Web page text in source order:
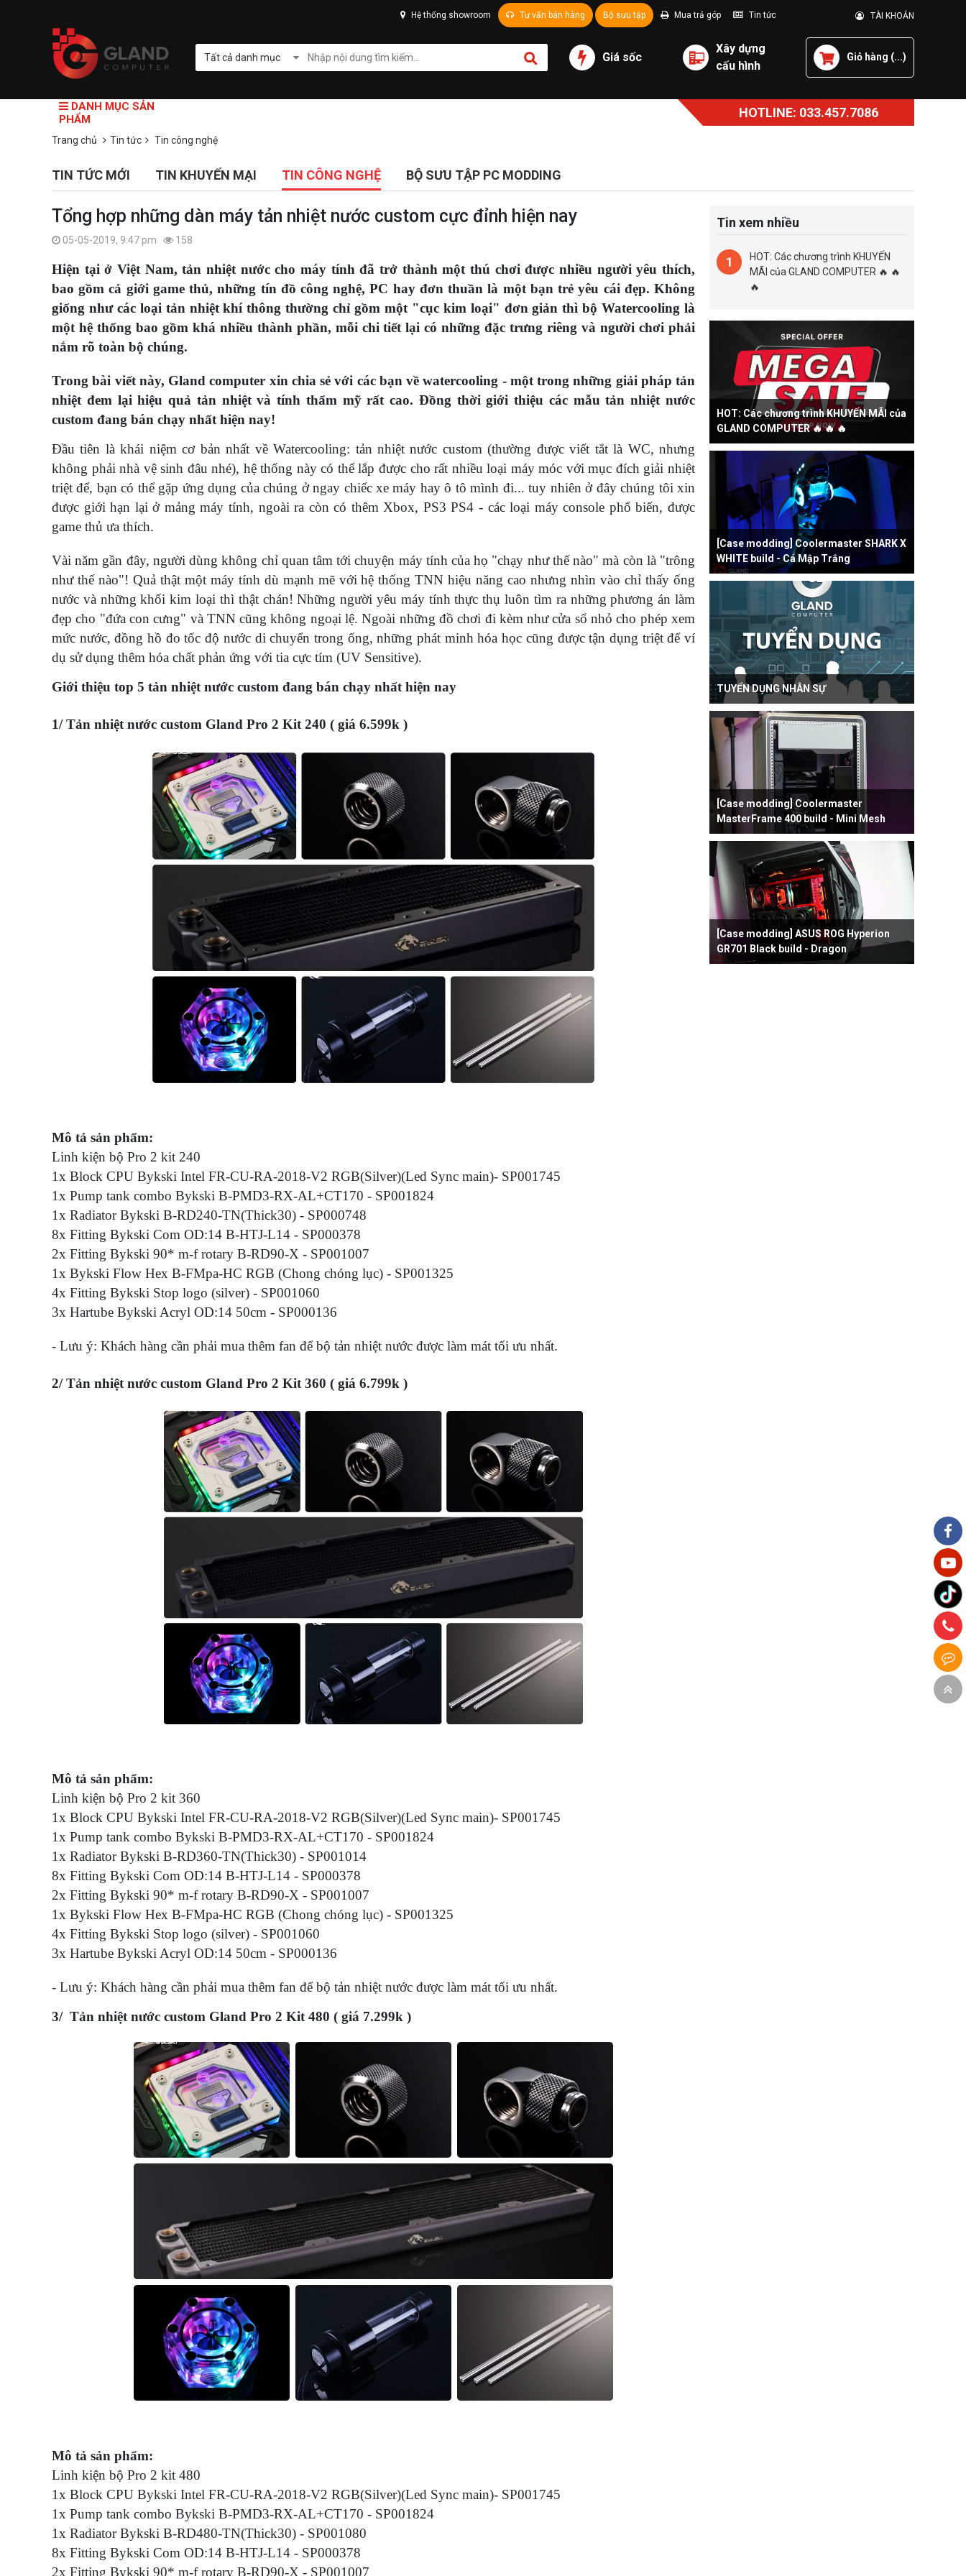
Hệ thống showroom Tư vấn bán hàng Bộ sưu tập Mua trả góp Tin tức TÀI KHOẢN
Tất cả danh mục Giá sốc
Xây dựng
cấu hình
Giỏ hàng (...)
DANH MỤC SẢN
PHẨM
HOTLINE: 033.457.7086
Trang chủ Tin tức Tin công nghệ
TIN TỨC MỚI TIN KHUYẾN MẠI TIN CÔNG NGHỆ BỘ SƯU TẬP PC MODDING
Tổng hợp những dàn máy tản nhiệt nước custom cực đỉnh hiện nay
05-05-2019, 9:47 pm 158
Hiện tại ở Việt Nam, tản nhiệt nước cho máy tính đã trở thành một thú chơi được nhiều người yêu thích,
bao gồm cả giới game thủ, những tín đồ công nghệ, PC hay đơn thuần là một bạn trẻ yêu cái đẹp. Không
giống như các loại tản nhiệt khí thông thường chỉ gồm một "cục kim loại" đơn giản thì bộ Watercooling là
một hệ thống bao gồm khá nhiều thành phần, mỗi chi tiết lại có những đặc trưng riêng và người chơi phải
nắm rõ toàn bộ chúng.
Trong bài viết này, Gland computer xin chia sẻ với các bạn về watercooling - một trong những giải pháp tản
nhiệt đem lại hiệu quả tản nhiệt và tính thẩm mỹ rất cao. Đồng thời giới thiệu các mẫu tản nhiệt nước
custom đang bán chạy nhất hiện nay!
Đầu tiên là khái niệm cơ bản nhất về Watercooling: tản nhiệt nước custom (thường được viết tắt là WC, nhưng
không phải nhà vệ sinh đâu nhé), hệ thống này có thể lắp được cho rất nhiều loại máy móc với mục đích giải nhiệt
triệt để, bạn có thể gặp ứng dụng của chúng ở ngay chiếc xe máy hay ô tô mình đi... tuy nhiên ở đây chúng tôi xin
được giới hạn lại ở mảng máy tính, ngoài ra còn có thêm Xbox, PS3 PS4 - các loại máy console phổ biến, được
game thủ ưa thích.
Vài năm gần đây, người dùng không chỉ quan tâm tới chuyện máy tính của họ "chạy như thế nào" mà còn là "trông
như thế nào"! Quả thật một máy tính dù mạnh mẽ với hệ thống TNN hiệu năng cao nhưng nhìn vào chỉ thấy ống
nước và những khối kim loại thì thật chán! Những người yêu máy tính thực thụ luôn tìm ra những phương án làm
đẹp cho "đứa con cưng" và TNN cũng không ngoại lệ. Ngoài những đồ chơi đi kèm như cửa sổ nhỏ cho phép xem
mức nước, đồng hồ đo tốc độ nước di chuyển trong ống, những phát minh hóa học cũng được tận dụng triệt để ví
dụ sử dụng thêm hóa chất phản ứng với tia cực tím (UV Sensitive).
Giới thiệu top 5 tản nhiệt nước custom đang bán chạy nhất hiện nay
1/ Tản nhiệt nước custom Gland Pro 2 Kit 240 ( giá 6.599k )
Mô tả sản phẩm:
Linh kiện bộ Pro 2 kit 240
1x Block CPU Bykski Intel FR-CU-RA-2018-V2 RGB(Silver)(Led Sync main)- SP001745
1x Pump tank combo Bykski B-PMD3-RX-AL+CT170 - SP001824
1x Radiator Bykski B-RD240-TN(Thick30) - SP000748
8x Fitting Bykski Com OD:14 B-HTJ-L14 - SP000378
2x Fitting Bykski 90* m-f rotary B-RD90-X - SP001007
1x Bykski Flow Hex B-FMpa-HC RGB (Chong chóng lục) - SP001325
4x Fitting Bykski Stop logo (silver) - SP001060
3x Hartube Bykski Acryl OD:14 50cm - SP000136
- Lưu ý: Khách hàng cần phải mua thêm fan để bộ tản nhiệt nước được làm mát tối ưu nhất.
2/ Tản nhiệt nước custom Gland Pro 2 Kit 360 ( giá 6.799k )
Mô tả sản phẩm:
Linh kiện bộ Pro 2 kit 360
1x Block CPU Bykski Intel FR-CU-RA-2018-V2 RGB(Silver)(Led Sync main)- SP001745
1x Pump tank combo Bykski B-PMD3-RX-AL+CT170 - SP001824
1x Radiator Bykski B-RD360-TN(Thick30) - SP001014
8x Fitting Bykski Com OD:14 B-HTJ-L14 - SP000378
2x Fitting Bykski 90* m-f rotary B-RD90-X - SP001007
1x Bykski Flow Hex B-FMpa-HC RGB (Chong chóng lục) - SP001325
4x Fitting Bykski Stop logo (silver) - SP001060
3x Hartube Bykski Acryl OD:14 50cm - SP000136
- Lưu ý: Khách hàng cần phải mua thêm fan để bộ tản nhiệt nước được làm mát tối ưu nhất.
3/ Tản nhiệt nước custom Gland Pro 2 Kit 480 ( giá 7.299k )
Mô tả sản phẩm:
Linh kiện bộ Pro 2 kit 480
1x Block CPU Bykski Intel FR-CU-RA-2018-V2 RGB(Silver)(Led Sync main)- SP001745
1x Pump tank combo Bykski B-PMD3-RX-AL+CT170 - SP001824
1x Radiator Bykski B-RD480-TN(Thick30) - SP001080
8x Fitting Bykski Com OD:14 B-HTJ-L14 - SP000378
2x Fitting Bykski 90* m-f rotary B-RD90-X - SP001007
Tin xem nhiều
1
HOT: Các chương trình KHUYẾN
MÃI của GLAND COMPUTER 🔥 🔥
🔥
HOT: Các chương trình KHUYẾN MÃI của
GLAND COMPUTER 🔥 🔥 🔥
[Case modding] Coolermaster SHARK X
WHITE build - Cá Mập Trắng
TUYỂN DỤNG NHÂN SỰ
[Case modding] Coolermaster
MasterFrame 400 build - Mini Mesh
[Case modding] ASUS ROG Hyperion
GR701 Black build - Dragon